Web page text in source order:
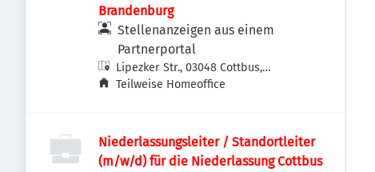
Brandenburg
Stellenanzeigen aus einem
Partnerportal
Lipezker Str., 03048 Cottbus,
Deutschland
Teilweise Homeoffice
Niederlassungsleiter / Standortleiter
(m/w/d) für die Niederlassung Cottbus